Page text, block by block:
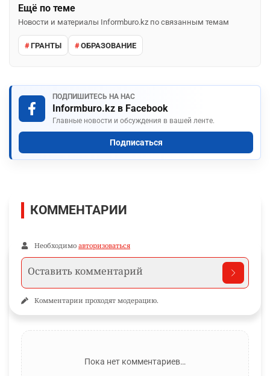
Ещё по теме
Новости и материалы Informburo.kz по связанным темам
ГРАНТЫ ОБРАЗОВАНИЕ
ПОДПИШИТЕСЬ НА НАС
Informburo.kz в Facebook
Главные новости и обсуждения в вашей ленте.
Подписаться
КОММЕНТАРИИ
Необходимо авторизоваться
Комментарии проходят модерацию.
Пока нет комментариев…